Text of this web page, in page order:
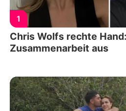
1
Chris Wolfs rechte
Zusammenarbeit aus